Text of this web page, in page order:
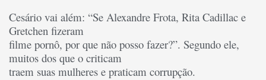
Cesário vai além: “Se Alexandre Frota, Rita Cadillac e
Gretchen fizeram
filme pornô, por que não posso fazer?”. Segundo ele,
muitos dos que o criticam
traem suas mulheres e praticam corrupção.